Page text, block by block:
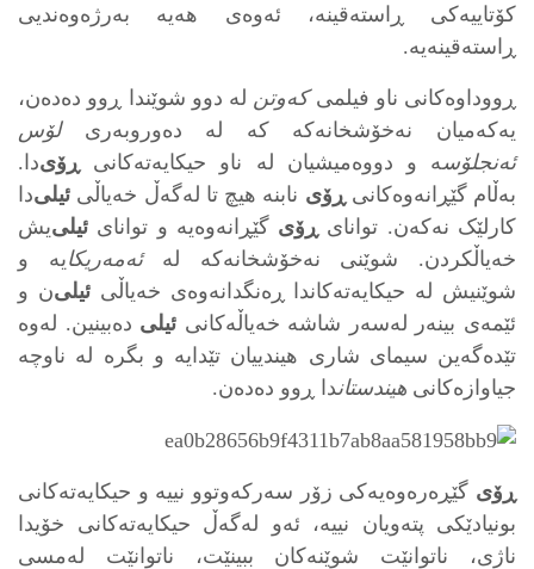
کۆتاییه‌کی ڕاسته‌قینه‌، ئه‌وه‌ی هه‌یه‌ به‌رژه‌وه‌ندیی
ڕاسته‌قینه‌یه‌.
ڕووداوه‌کانی ناو فیلمیکەوتن له‌ دوو شوێندا ڕوو ده‌دەن،
یه‌که‌میان نه‌خۆشخانه‌که‌ که‌ له‌ ده‌وروبه‌ریلۆس
ئه‌نجلۆسه‌ و دووه‌میشیان له‌ ناو حیکایه‌ته‌کانی ڕۆی‌دا.
به‌ڵام گێڕانه‌وه‌کانی ڕۆی نابنه‌ هیچ تا له‌گه‌ڵ خه‌یاڵی ئیلی‌دا
کارلێک نه‌که‌ن. توانای ڕۆی گێڕانه‌وه‌یه‌ و توانای ئیلی‌یش
خه‌یاڵکردن. شوێنی نه‌خۆشخانه‌که‌ له‌ئه‌مەریکایه‌ و
شوێنیش له‌ حیکایه‌ته‌کاندا ڕه‌نگدانه‌وه‌ی خه‌یاڵیئیلی‌ن و
ئێمه‌ی بینه‌ر له‌سه‌ر شاشه‌ خه‌یاڵه‌کانی ئیلی ده‌بینین. له‌وه‌
تێده‌گه‌ین سیمای شاری هیندییان تێدایه‌ و بگره‌ له‌ ناوچه‌
جیاوازه‌کانی هیندستاندا ڕوو ده‌ده‌ن.
ڕۆی گێڕه‌ره‌وه‌یه‌کی زۆر سه‌رکه‌وتوو نییه‌ و حیکایه‌ته‌کانی
بونیادێکی پته‌ویان نییه‌، ئه‌و له‌گه‌ڵ حیکایه‌ته‌کانی خۆیدا
ناژی، ناتوانێت شوێنه‌کان ببینێت، ناتوانێت له‌مسی